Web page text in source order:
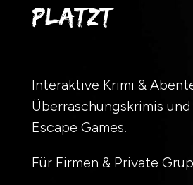
platzt
Interaktive Krimi &
Überraschungskrimis
Escape Games.
Für Firmen & Private